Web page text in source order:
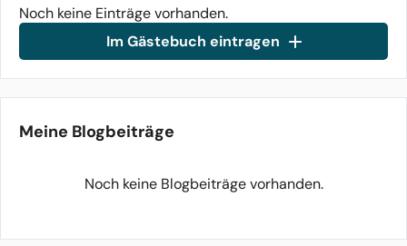
Noch keine Einträge vorhanden.
Im Gästebuch eintragen
Meine Blogbeiträge
Noch keine Blogbeiträge vorhanden.